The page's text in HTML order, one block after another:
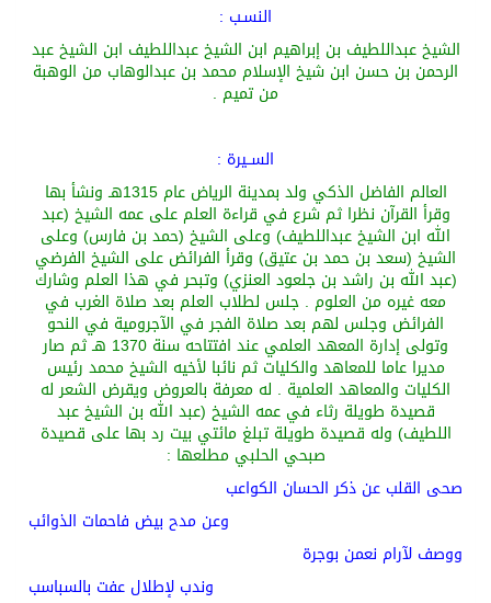
النسـب :
الشيخعبداللطيف بن إبراهيم ابن الشيخ عبداللطيف ابن الشيخ عبد
الرحمن بن حسن ابن شيخ الإسلام محمد بن عبدالوهاب من الوهبة
من تميم .
الســيرة :
العالم الفاضل الذكي ولد بمدينة الرياض عام 1 315هـ ونشأ بها
وقرأ القرآن نظرا ثم شرع في قراءة العلم على عمه الشيخ (عبد
الله ابن الشيخ عبداللطيف)وعلى الشيخ (حمد بن فارس) وعلى
الشيخ (سعد بن حمد بن عتيق) وقرأ الفرائض على الشيخ الفرضي
(عبد الله بن راشد بنجلعود العنزي) وتبحر في هذا العلم وشارك
معه غيره من العلوم . جلس لطلاب العلم بعد صلاة الغرب في
الفرائض وجلس لهم بعد صلاة الفجر في الآجرومية في النحو
وتولى إدارة المعهد العلمي عند افتتاحه سنة 1370 هـ ثم صار
مديرا عاما للمعاهد والكليات ثم نائبا لأخيه الشيخ محمد رئيس
الكليات والمعاهد العلمية . له معرفة بالعروض ويقرض الشعرله
قصيدة طويلة رثاء في عمه الشيخ (عبد الله بن الشيخ عبد
اللطيف) وله قصيدة طويلة تبلغ مائتي بيت رد بها على قصيدة
صبحي الحلبي مطلعها :
صحى القلب عن ذكر الحسان الكواعب
وعن مدح بيض فاحمات الذوائب
ووصف لآرام نعمن بوجرة
وندب لإطلال عفت بالسباسب